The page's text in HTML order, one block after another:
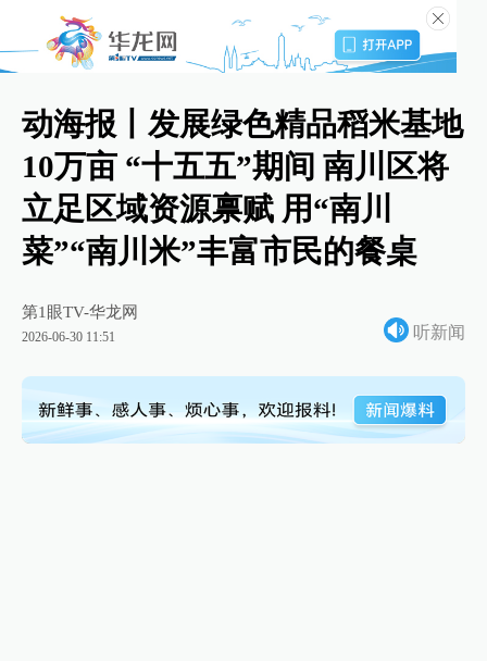
动海报丨发展绿色精品稻米基地
10万亩 “十五五”期间 南川区将
立足区域资源禀赋 用“南川
菜”“南川米”丰富市民的餐桌
第1眼TV-华龙网
2026-06-30 11:51 听新闻